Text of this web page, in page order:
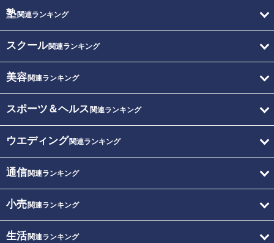
塾関連ランキング
スクール関連ランキング
美容関連ランキング
スポーツ＆ヘルス 関連ランキング
ウエディング関連ランキング
通信関連ランキング
小売関連ランキング
生活関連ランキング